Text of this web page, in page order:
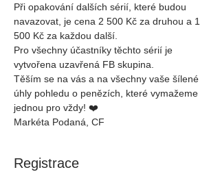
Při opakování dalších sérií, které budou
navazovat, je cena 2 500 Kč za druhou a 1
500 Kč za každou další.
Pro všechny účastníky těchto sérií je
vytvořena uzavřená FB skupina.
Těším se na vás a na všechny vaše šílené
úhly pohledu o penězích, které vymažeme
jednou pro vždy! ❤️
Markéta Podaná, CF
Registrace